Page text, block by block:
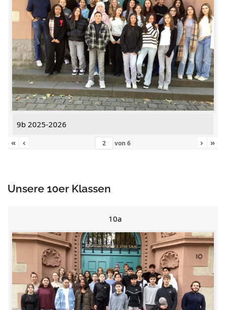
9b 2025-2026
«
‹ von 6 › »
Unsere 10er Klassen
10a